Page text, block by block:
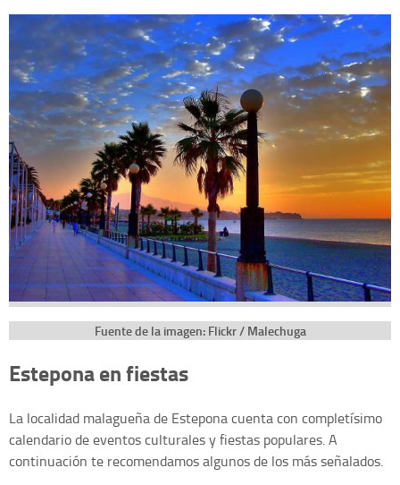
Fuente de la imagen: Flickr / Malechuga
Estepona en fiestas
La localidad malagueña de Estepona cuenta con completísimo
calendario de eventos culturales y fiestas populares. A
continuación te recomendamos algunos de los más señalados.